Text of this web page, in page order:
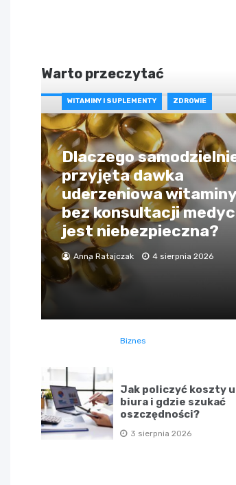
Warto przeczytać
WITAMINY I SUPLEMENTY ZDROWIE
Dlaczego
przyjęta dawka
uderzeniowa
bez konsultacji
jest niebezpieczna?
Anna Ratajczak 4 sierpnia 2026
Biznes
Jak policzyć koszty
biura i gdzie szukać
oszczędności?
3 sierpnia 2026